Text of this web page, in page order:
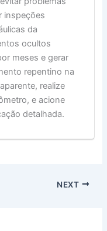
inspeções
da
ocultos
meses e gerar
repentino na
realize
e acione
detalhada.
NEXT